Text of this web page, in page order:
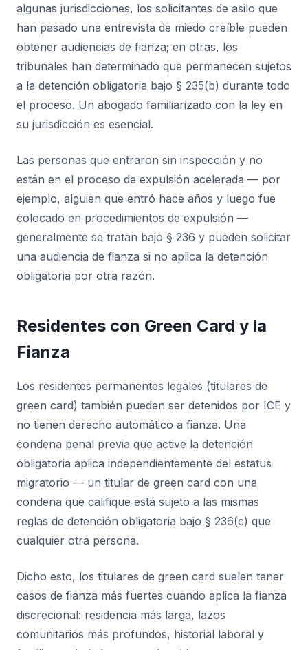
algunas jurisdicciones, los solicitantes de asilo que
han pasado una entrevista de miedo creíble pueden
obtener audiencias de fianza; en otras, los
tribunales han determinado que permanecen sujetos
a la detención obligatoria bajo § 235(b) durante todo
el proceso. Un abogado familiarizado con la ley en
su jurisdicción es esencial.
Las personas que entraron sin inspección y no
están en el proceso de expulsión acelerada — por
ejemplo, alguien que entró hace años y luego fue
colocado en procedimientos de expulsión —
generalmente se tratan bajo § 236 y pueden solicitar
una audiencia de fianza si no aplica la detención
obligatoria por otra razón.
Residentes con Green Card y la
Fianza
Los residentes permanentes legales (titulares de
green card) también pueden ser detenidos por ICE y
no tienen derecho automático a fianza. Una
condena penal previa que active la detención
obligatoria aplica independientemente del estatus
migratorio — un titular de green card con una
condena que califique está sujeto a las mismas
reglas de detención obligatoria bajo § 236(c) que
cualquier otra persona.
Dicho esto, los titulares de green card suelen tener
casos de fianza más fuertes cuando aplica la fianza
discrecional: residencia más larga, lazos
comunitarios más profundos, historial laboral y